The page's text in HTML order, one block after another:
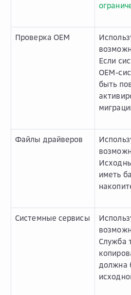
Проверка OEM
Если
OEM-
быть
Файлы драйверов
иметь
Системные сервисы
Служба
должна